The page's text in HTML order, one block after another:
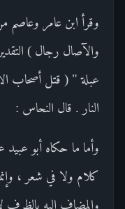
وقرأ ابن عامر وعاصم
والآصال رجال )
عبلة " ( قتل أصحاب
النار . قال النحاس :
وأما ما حكاه أبو
كلام ولا في شعر ،
والمضاف إليه بالظرف